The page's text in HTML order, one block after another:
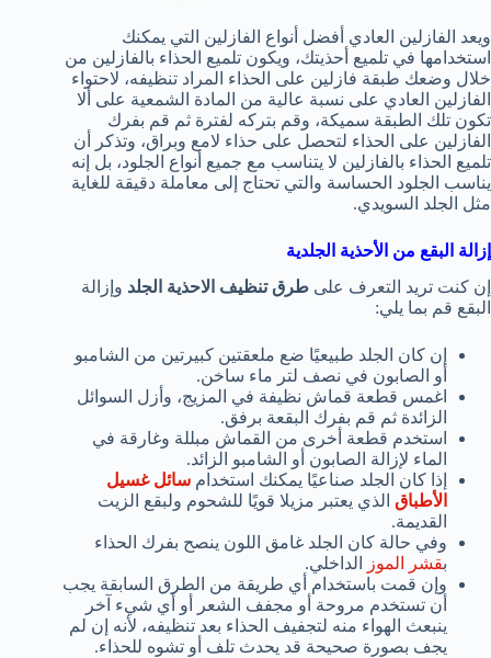
ويعد الفازلين العادي أفضل أنواع الفازلين التي يمكنك
استخدامها في تلميع أحذيتك، ويكون تلميع الحذاء بالفازلين من
خلال وضعك طبقة فازلين على الحذاء المراد تنظيفه، لاحتواء
الفازلين العادي على نسبة عالية من المادة الشمعية على ألا
تكون تلك الطبقة سميكة، وقم بتركه لفترة ثم قم بفرك
الفازلين على الحذاء لتحصل على حذاء لامع وبراق، وتذكر أن
تلميع الحذاء بالفازلين لا يتناسب مع جميع أنواع الجلود، بل إنه
يناسب الجلود الحساسة والتي تحتاج إلى معاملة دقيقة للغاية
مثل الجلد السويدي.
إزالة البقع من الأحذية الجلدية
إن كنت تريد التعرف على طرق تنظيف الاحذية الجلد وإزالة
البقع قم بما يلي:
إن كان الجلد طبيعيًا ضع ملعقتين كبيرتين من الشامبو
أو الصابون في نصف لتر ماء ساخن.
اغمس قطعة قماش نظيفة في المزيج، وأزل السوائل
الزائدة ثم قم بفرك البقعة برفق.
استخدم قطعة أخرى من القماش مبللة وغارقة في
الماء لإزالة الصابون أو الشامبو الزائد.
إذا كان الجلد صناعيًا يمكنك استخدام سائل غسيل
الأطباق الذي يعتبر مزيلا قويًا للشحوم ولبقع الزيت
القديمة.
وفي حالة كان الجلد غامق اللون ينصح بفرك الحذاء
بقشر الموز
الداخلي.
وإن قمت باستخدام أي طريقة من الطرق السابقة يجب
أن تستخدم مروحة أو مجفف الشعر أو أي شيء آخر
ينبعث الهواء منه لتجفيف الحذاء بعد تنظيفه، لأنه إن لم
يجف بصورة صحيحة قد يحدث تلف أو تشوه للحذاء.